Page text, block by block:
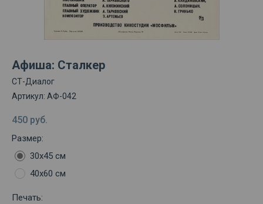
Афиша: Сталкер
СТ-Диалог
Артикул: АФ-042
450 руб.
Размер:
30х45 см
40х60 см
Печать: